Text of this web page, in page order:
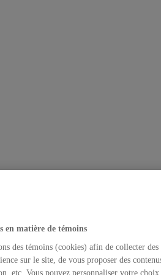
en matière de témoins
des témoins (cookies) afin de collecter
sur le site, de vous proposer des
etc. Vous pouvez personnaliser votre choix